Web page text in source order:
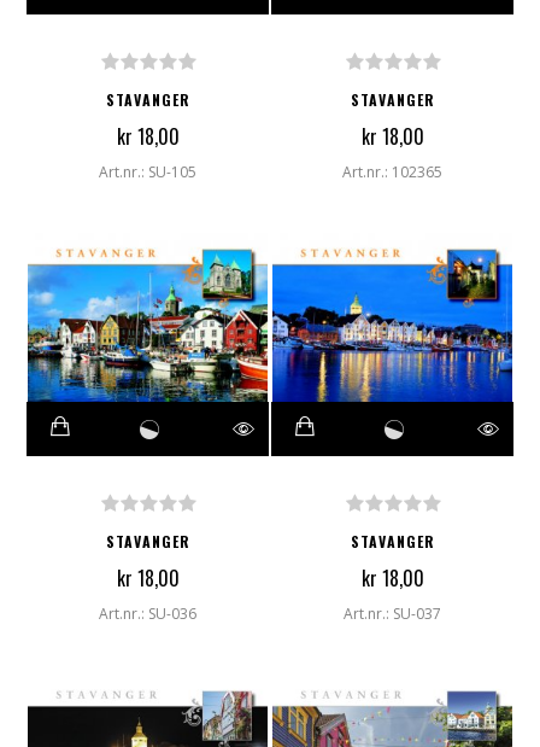
STAVANGER
kr 18,00
Art.nr.: SU-105
STAVANGER
kr 18,00
Art.nr.: 102365
STAVANGER
kr 18,00
Art.nr.: SU-036
STAVANGER
kr 18,00
Art.nr.: SU-037